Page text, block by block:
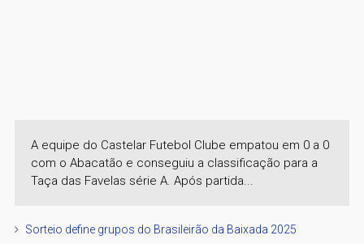
A equipe do Castelar Futebol Clube empatou em 0 a 0
com o Abacatão e conseguiu a classificação para a
Taça das Favelas série A. Após partida...
Sorteio define grupos do Brasileirão da Baixada 2025